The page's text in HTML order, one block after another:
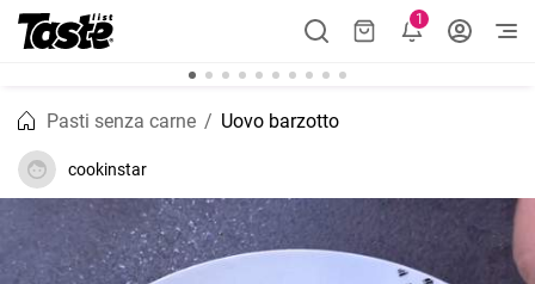
1
Pasti senza carne Uovo barzotto
cookinstar